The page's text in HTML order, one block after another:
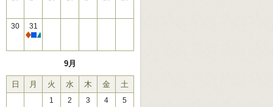
30
31
休館
9月
日 月 火 水 木 金 土
1 2 3 4 5